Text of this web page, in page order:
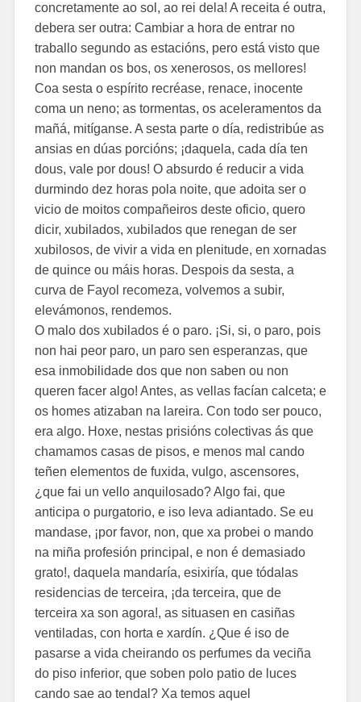
concretamente ao sol, ao rei dela! A receita é outra,
debera ser outra: Cambiar a hora de entrar no
traballo segundo as estacións, pero está visto que
non mandan os bos, os xenerosos, os mellores!
Coa sesta o espírito recréase, renace, inocente
coma un neno; as tormentas, os aceleramentos da
mañá, mitíganse. A sesta parte o día, redistribúe as
ansias en dúas porcións; ¡daquela, cada día ten
dous, vale por dous! O absurdo é reducir a vida
durmindo dez horas pola noite, que adoita ser o
vicio de moitos compañeiros deste oficio, quero
dicir, xubilados, xubilados que renegan de ser
xubilosos, de vivir a vida en plenitude, en xornadas
de quince ou máis horas. Despois da sesta, a
curva de Fayol recomeza, volvemos a subir,
elevámonos, rendemos.
O malo dos xubilados é o paro. ¡Si, si, o paro, pois
non hai peor paro, un paro sen esperanzas, que
esa inmobilidade dos que non saben ou non
queren facer algo! Antes, as vellas facían calceta; e
os homes atizaban na lareira. Con todo ser pouco,
era algo. Hoxe, nestas prisións colectivas ás que
chamamos casas de pisos, e menos mal cando
teñen elementos de fuxida, vulgo, ascensores,
¿que fai un vello anquilosado? Algo fai, que
anticipa o purgatorio, e iso leva adiantado. Se eu
mandase, ¡por favor, non, que xa probei o mando
na miña profesión principal, e non é demasiado
grato!, daquela mandaría, esixiría, que tódalas
residencias de terceira, ¡da terceira, que de
terceira xa son agora!, as situasen en casiñas
ventiladas, con horta e xardín. ¿Que é iso de
pasarse a vida cheirando os perfumes da veciña
do piso inferior, que soben polo patio de luces
cando sae ao tendal? Xa temos aquel